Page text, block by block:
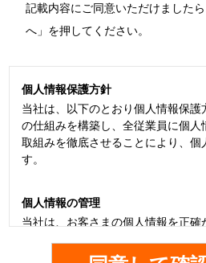
記載内容にご同意いただけました
へ」を押してください。
個人情報保護方針
当社は、以下のとおり個人情報保
の仕組みを構築し、全従業員に個人
取組みを徹底させることにより、個
す。
個人情報の管理
当社は、お客さまの個人情報を正
止するため、セキュリティシステム